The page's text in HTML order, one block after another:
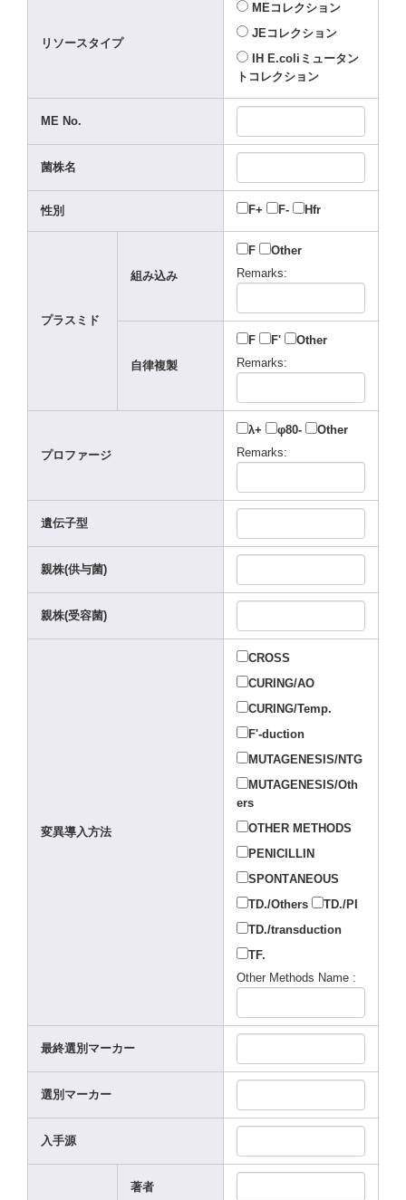
リソースタイプ
MEコレクション
JEコレクション
IH E.col iミュータン
トコレクション
ME No.
菌株名
性別 F+ F- Hfr
プラスミド
組み込み
F
Other
Remarks:
自律複製
F F'
Other
Remarks:
プロファージ
λ+ φ80-
Other
Remarks:
遺伝子型
親株(供与菌)
親株(受容菌)
変異導入方法
CROSS
CURING/AO
CURING/Temp.
F'-duction
MUTAGENESI S/NTG
MUTAGENESI S/Oth
ers
OTHER METHODS
PENIC ILLIN
SPONTANEOUS
TD./Others TD./P
TD./transduction
TF.
Other Methods Name :
最終選別マーカー
選別マーカー
入手源
著者